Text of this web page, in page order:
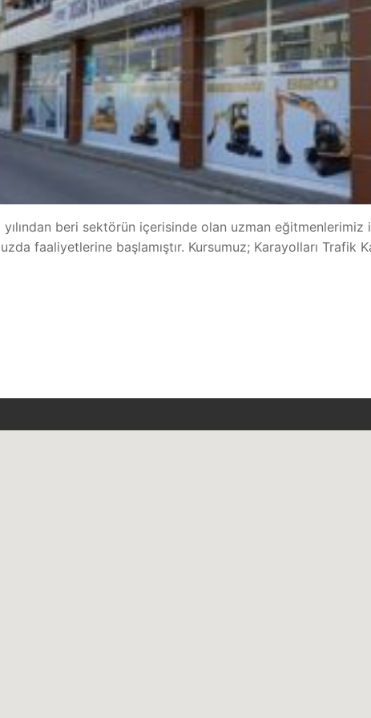
beri sektörün içerisinde olan uzman
faaliyetlerine başlamıştır. Kursumuz; Karayolları Trafik